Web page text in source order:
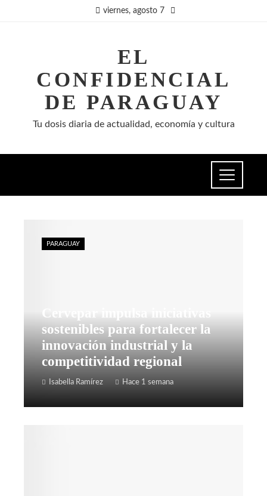
viernes, agosto 7
EL
CONFIDENCIAL
DE PARAGUAY
Tu dosis diaria de actualidad, economía y cultura
Cervepar impulsa iniciativas
sostenibles para fortalecer la
innovación industrial y la
competitividad regional
Isabella Ramírez Hace 1 semana
PARAGUAY